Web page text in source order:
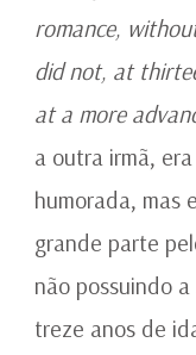
romance,
did not, at
at a more
a outra irmã,
humorada, mas
grande parte
não possuindo
treze anos de